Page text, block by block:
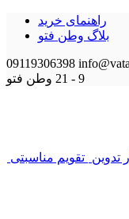
راهنمای خرید
بلاگ وطن فتو
09119306398
9 - 21
وطن فتو
تدوین تقویم مناسبتی